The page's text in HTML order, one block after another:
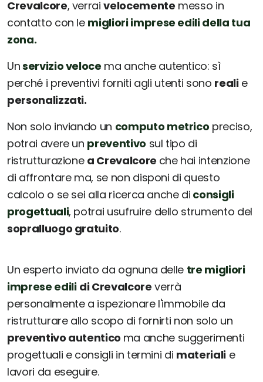
Crevalcore, verraivelocemente messo in
contatto con le migliori imprese edili della tua
zona.
Unservizio veloce ma anche autentico: sì
perché i preventivi forniti agli utenti sono realie
personalizzati.
Non solo inviando un computo metrico preciso,
potrai avere un preventivo sul tipo di
ristrutturazione a Crevalcore che hai intenzione
di affrontare ma, se non disponi di questo
calcolo o se sei alla ricerca anche di consigli
progettuali, potrai usufruire dello strumento del
sopralluogo gratuito.
Un esperto inviato da ognuna delle tre migliori
imprese edili di Crevalcore verrà
personalmente a ispezionare l'immobile da
ristrutturare allo scopo di fornirti non solo un
preventivo autentico ma anche suggerimenti
progettuali e consigli in termini di materialie
lavori da eseguire.